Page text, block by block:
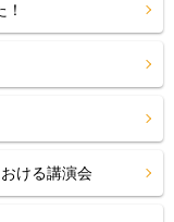
ける講演会